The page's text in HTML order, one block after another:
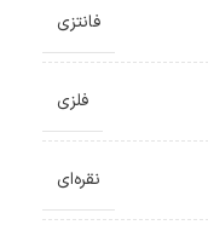
فانتزی
فلزی
نقره‌ای
می‌شود.
به سراسر کشور